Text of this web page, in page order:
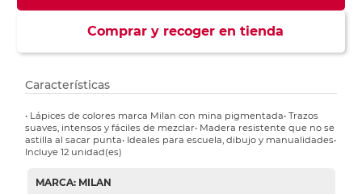
Comprar y recoger en tienda
Características
• Lápices de colores marca Milan con mina pigmentada• Trazos
suaves, intensos y fáciles de mezclar• Madera resistente que no se
astilla al sacar punta• Ideales para escuela, dibujo y manualidades•
Incluye 12 unidad(es)
MARCA: MILAN